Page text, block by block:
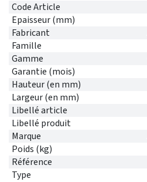
Code Article
Epaisseur (mm)
Fabricant
Famille
Gamme
Garantie (mois)
Hauteur (en mm)
Largeur (en mm)
Libellé article
Libellé produit
Marque
Poids (kg)
Référence
Type